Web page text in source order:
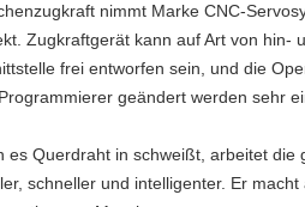
nimmt Marke CNC-
Zugkraftgerät kann auf Art von hin-
frei entworfen sein, und die
geändert werden sehr
es Querdraht in schweißt, arbeitet die
schneller und intelligenter. Er